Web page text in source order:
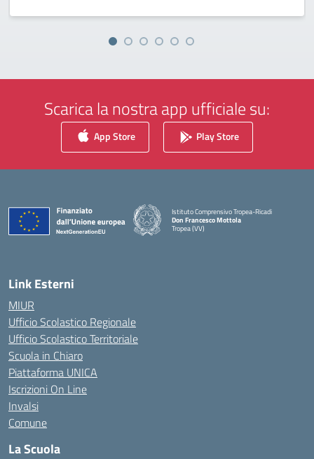
Scarica la nostra app ufficiale su:
App Store Play Store
Istituto Comprensivo Tropea-Ricadi
Don Francesco Mottola
Tropea (VV)
— Visita la pagina iniziale della scuola
Link Esterni
MIUR
Ufficio Scolastico Regionale
Ufficio Scolastico Territoriale
Scuola in Chiaro
Piattaforma UNICA
Iscrizioni On Line
Invalsi
Comune
La Scuola